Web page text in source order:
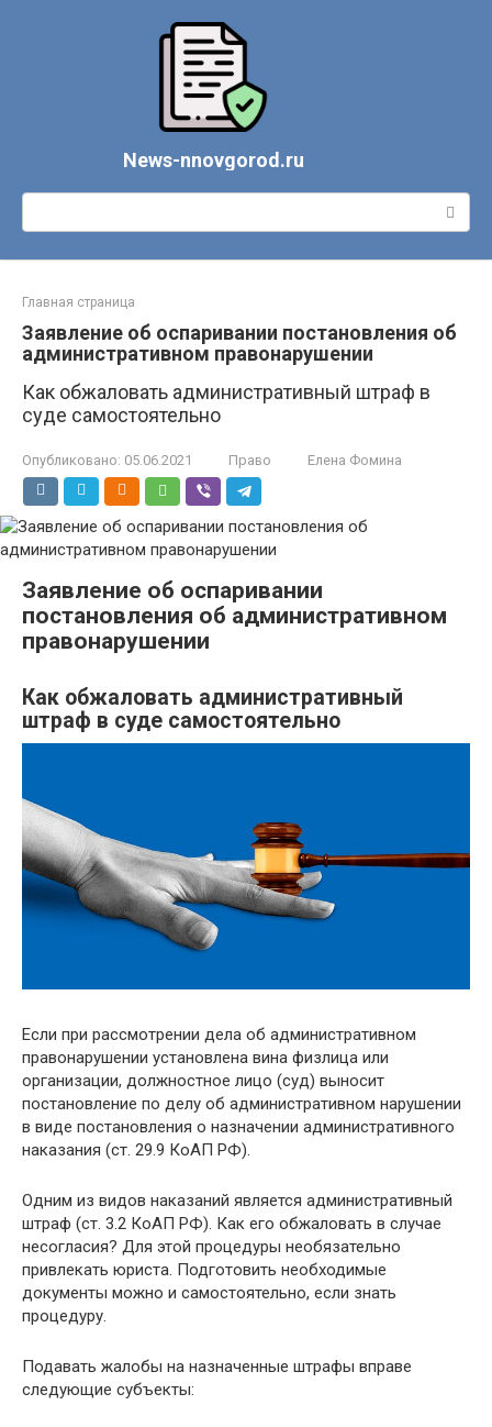
News-nnovgorod.ru
Поиск:
Главная страница
Заявление об оспаривании постановления об
административном правонарушении
Как обжаловать административный штраф в
суде самостоятельно
Опубликовано: 05.06.2021 Право Елена Фомина
Заявление об оспаривании
постановления об административном
правонарушении
Как обжаловать административный
штраф в суде самостоятельно
Если при рассмотрении дела об административном
правонарушении установлена вина физлица или
организации, должностное лицо (суд) выносит
постановление по делу об административном нарушении
в виде постановления о назначении административного
наказания (ст. 29.9 КоАП РФ).
Одним из видов наказаний является административный
штраф (ст. 3.2 КоАП РФ). Как его обжаловать в случае
несогласия? Для этой процедуры необязательно
привлекать юриста. Подготовить необходимые
документы можно и самостоятельно, если знать
процедуру.
Подавать жалобы на назначенные штрафы вправе
следующие субъекты: